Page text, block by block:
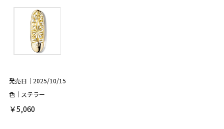
発売日｜2025/10/15
色｜ステラー
￥5,060